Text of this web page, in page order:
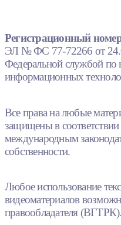
Регистрационный
ЭЛ № ФС 77-72266 от
Федеральной службой по
информационных
Все права на любые
защищены в
международным
собственности.
Любое использование
видеоматериалов
правообладателя (ВГТРК).